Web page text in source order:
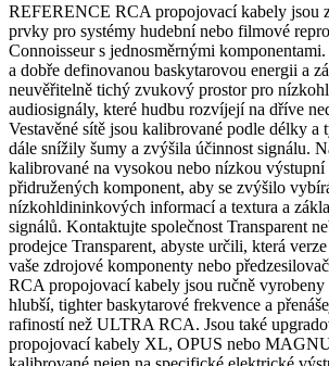
REFERENCE RCA propojovací kabely jsou
prvky pro systémy hudební nebo filmové
Connoisseur s jednosměrnými
a dobře definovanou baskytarovou energii a
neuvěřitelně tichý zvukový prostor pro
audiosignály, které hudbu rozvíjejí na dříve
Vestavěné sítě jsou kalibrované podle délky a
dále snížily šumy a zvýšila účinnost signálu.
kalibrované na vysokou nebo nízkou výstupní
přidružených komponent, aby se zvýšilo
nízkohldininkových informací a textura a
signálů. Kontaktujte společnost Transparent
prodejce Transparent, abyste určili, která
vaše zdrojové komponenty nebo
RCA propojovací kabely jsou ručně
hlubší, tighter baskytarové frekvence a
rafiností než ULTRA RCA. Jsou také
propojovací kabely XL, OPUS nebo